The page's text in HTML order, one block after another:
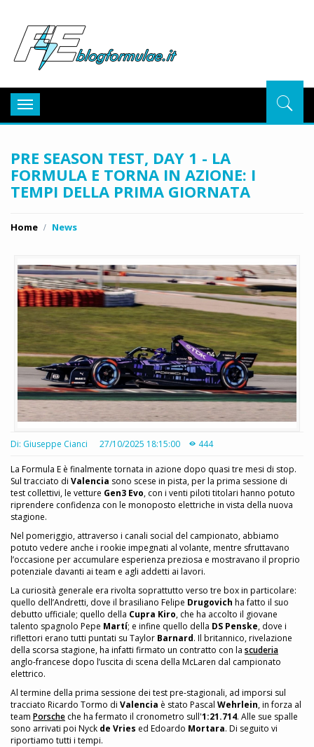
Toggle
navigation
PRE SEASON TEST, DAY 1 - LA
FORMULA E TORNA IN AZIONE: I
TEMPI DELLA PRIMA GIORNATA
Home News
Di: Giuseppe Cianci 27/10/2025 18:15:00 444
La Formula E è finalmente tornata in azione dopo quasi tre mesi di stop.
Sul tracciato di Valencia sono scese in pista, per la prima sessione di
test collettivi, le vetture Gen3 Evo, con i venti piloti titolari hanno potuto
riprendere confidenza con le monoposto elettriche in vista della nuova
stagione.
Nel pomeriggio, attraverso i canali social del campionato, abbiamo
potuto vedere anche i rookie impegnati al volante, mentre sfruttavano
l’occasione per accumulare esperienza preziosa e mostravano il proprio
potenziale davanti ai team e agli addetti ai lavori.
La curiosità generale era rivolta soprattutto verso tre box in particolare:
quello dell’Andretti, dove il brasiliano Felipe Drugovich ha fatto il suo
debutto ufficiale; quello della Cupra Kiro, che ha accolto il giovane
talento spagnolo Pepe Martí; e infine quello della DS Penske, dove i
riflettori erano tutti puntati su Taylor Barnard. Il britannico, rivelazione
della scorsa stagione, ha infatti firmato un contratto con la scuderia
anglo-francese dopo l’uscita di scena della McLaren dal campionato
elettrico.
Al termine della prima sessione dei test pre-stagionali, ad imporsi sul
tracciato Ricardo Tormo di Valencia è stato Pascal Wehrlein, in forza al
team Porsche che ha fermato il cronometro sull'1:21.714. Alle sue spalle
sono arrivati poi Nyck de Vries ed Edoardo Mortara. Di seguito vi
riportiamo tutti i tempi.